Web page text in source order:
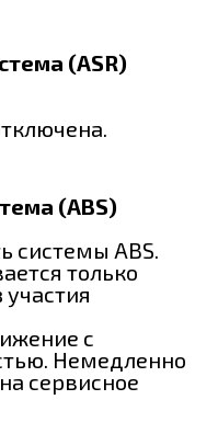
(ASR)
(ABS)
системы ABS.
только
с
Немедленно
сервисное